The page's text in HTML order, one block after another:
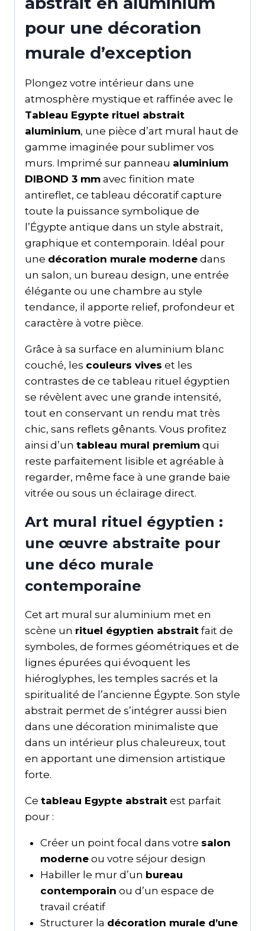
pour une décoration
murale d’exception
Plongez votre intérieur dans une
atmosphère mystique et raffinée avec le
Tableau Egypte rituel abstrait
aluminium, une pièce d’art mural haut de
gamme imaginée pour sublimer vos
murs. Imprimé sur panneau aluminium
DIBOND 3 mm avec finition mate
antireflet, ce tableau décoratif capture
toute la puissance symbolique de
l’Égypte antique dans un style abstrait,
graphique et contemporain. Idéal pour
une décoration murale moderne dans
un salon, un bureau design, une entrée
élégante ou une chambre au style
tendance, il apporte relief, profondeur et
caractère à votre pièce.
Grâce à sa surface en aluminium blanc
couché, les couleurs vives et les
contrastes de ce tableau rituel égyptien
se révèlent avec une grande intensité,
tout en conservant un rendu mat très
chic, sans reflets gênants. Vous profitez
ainsi d’un tableau mural premium qui
reste parfaitement lisible et agréable à
regarder, même face à une grande baie
vitrée ou sous un éclairage direct.
Art mural rituel égyptien :
une œuvre abstraite pour
une déco murale
contemporaine
Cet art mural sur aluminium met en
scène un rituel égyptien abstrait fait de
symboles, de formes géométriques et de
lignes épurées qui évoquent les
hiéroglyphes, les temples sacrés et la
spiritualité de l’ancienne Égypte. Son style
abstrait permet de s’intégrer aussi bien
dans une décoration minimaliste que
dans un intérieur plus chaleureux, tout
en apportant une dimension artistique
forte.
Ce tableau Egypte abstrait est parfait
pour :
Créer un point focal dans votre salon
moderneou votre séjour design
Habiller le mur d’un bureau
contemporain ou d’un espace de
travail créatif
Structurer la décoration murale d’une